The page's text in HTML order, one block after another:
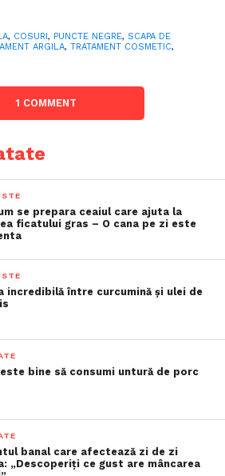
, COSURI, PUNCTE NEGRE, SCAPA DE
ARGILA, TRATAMENT COSMETIC,
1 COMMENT
se prepara ceaiul care ajuta la
ficatului gras – O cana pe zi este
incredibilă între curcumină și ulei de
bine să consumi untură de porc
banal care afectează zi de zi
„Descoperiți ce gust are mâncarea